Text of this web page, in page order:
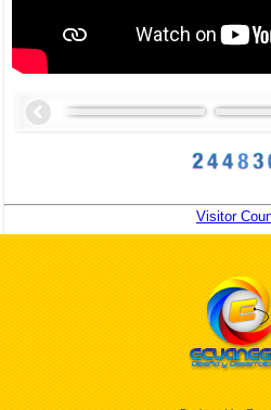
Visitor